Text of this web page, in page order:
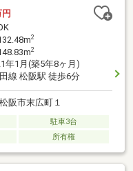
2
2
年1月(築5年8ヶ月)
線 松阪駅 徒歩6分
阪市末広町１
駐車3台
所有権